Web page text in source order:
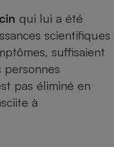
qui lui a été
scientifiques
suffisaient
personnes
pas éliminé en
à